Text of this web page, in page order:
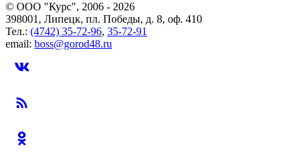
© ООО "Курс", 2006 - 2026
398001, Липецк, пл. Победы, д. 8, оф. 410
Тел.: (4742) 35-72-96, 35-72-91
email: boss@gorod48.ru